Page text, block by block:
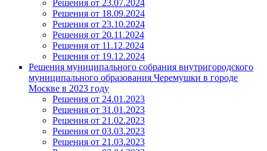
Решения от 23.07.2024
Решения от 18.09.2024
Решения от 23.10.2024
Решения от 20.11.2024
Решения от 11.12.2024
Решения от 19.12.2024
Решения муниципального собрания внутригородского
муниципального образования Черемушки в городе
Москве в 2023 году
Решения от 24.01.2023
Решения от 31.01.2023
Решения от 21.02.2023
Решения от 03.03.2023
Решения от 21.03.2023